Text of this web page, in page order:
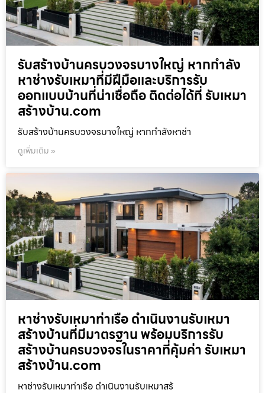
รับสร้างบ้านครบวงจรบางใหญ่ หากกำลัง
หาช่างรับเหมาที่มีฝีมือและบริการรับ
ออกแบบบ้านที่น่าเชื่อถือ ติดต่อได้ที่ รับเหมา
สร้างบ้าน.com
รับสร้างบ้านครบวงจรบางใหญ่ หากกำลังหาช่า
ดูเพิ่มเติม »
หาช่างรับเหมาท่าเรือ ดำเนินงานรับเหมา
สร้างบ้านที่มีมาตรฐาน พร้อมบริการรับ
สร้างบ้านครบวงจรในราคาที่คุ้มค่า รับเหมา
สร้างบ้าน.com
หาช่างรับเหมาท่าเรือ ดำเนินงานรับเหมาสร้